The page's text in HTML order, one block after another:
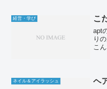
の
勝
経営・学び こ
apt
り
こ
ん
ネイル＆アイラッシュ ヘ